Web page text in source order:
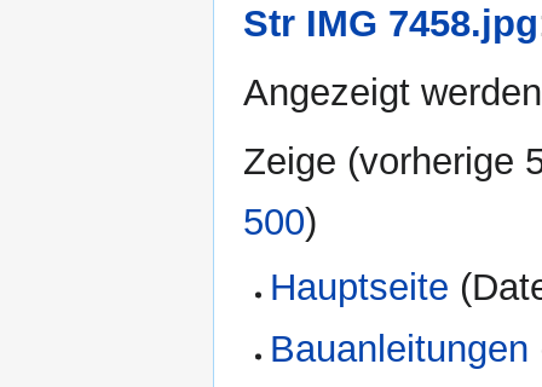
Str IMG 7458.jpg
Angezeigt
Zeige (vorherige
500)
Hauptseite
Bauanleitungen